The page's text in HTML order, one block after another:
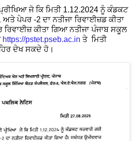
ਜੋ ਕਿ ਮਿਤੀ 1.12.2024 ਨੂੰ ਕੰਡਕਟ
ਪੇਪਰ -2 ਦਾ ਨਤੀਜਾ ਰਿਵਾਈਜ਼ਡ ਕੀਤਾ
ਕੀਤਾ ਗਿਆ ਨਤੀਜਾ ਪੰਜਾਬ ਸਕੂਲ
https://pstet.pseb.ac.in ਤੇ ਮਿਤੀ
ਦੇਖ ਸਕਦੇ ਹੋ।